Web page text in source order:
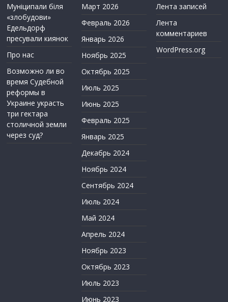
Муніципали біля
«злобудови»
Едельдорф
пресували киянок
Про нас
Возможно ли во
время Судебной
реформы в
Украине украсть
три гектара
столичной земли
через суд?
Март 2026
Февраль 2026
Январь 2026
Ноябрь 2025
Октябрь 2025
Июль 2025
Июнь 2025
Февраль 2025
Январь 2025
Декабрь 2024
Ноябрь 2024
Сентябрь 2024
Июль 2024
Май 2024
Апрель 2024
Ноябрь 2023
Октябрь 2023
Июль 2023
Июнь 2023
Лента записей
Лента
комментариев
WordPress.org